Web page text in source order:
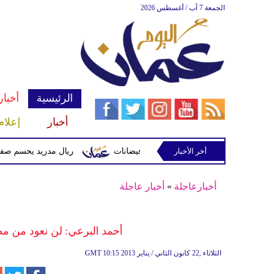
الجمعة 7 آب / أغسطس 2026
الرئيسية
أخبار
ريال مدريد يحسم صفقة وتحذيرات من أمطار غزيرة وفيضانات
أخر الأخبار
أخبارعاجلة » أخبار عاجلة
أحمد البرعي: لن نعود من مظاهرات 25 يناير
GMT 10:15 2013 الثلاثاء ,22 كانون الثاني / يناير